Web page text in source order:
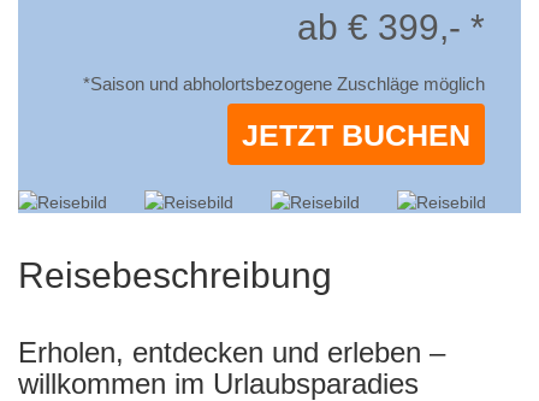
ab € 399,- *
*Saison und abholortsbezogene Zuschläge möglich
JETZT BUCHEN
Reisebeschreibung
Erholen, entdecken und erleben –
willkommen im Urlaubsparadies